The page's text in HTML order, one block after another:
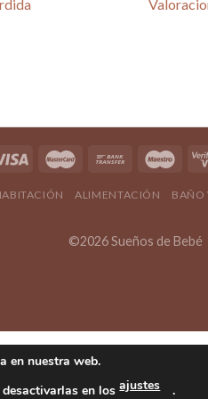
ALIMENTACIÓN BAÑO
©2026 Sueños de Bebé
en nuestra web.
desactivarlas en losajustes .